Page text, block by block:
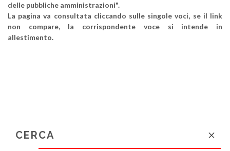
delle pubbliche amministrazioni".
La pagina va consultata cliccando sulle singole voci, se il link
non compare, la corrispondente voce si intende in
allestimento.